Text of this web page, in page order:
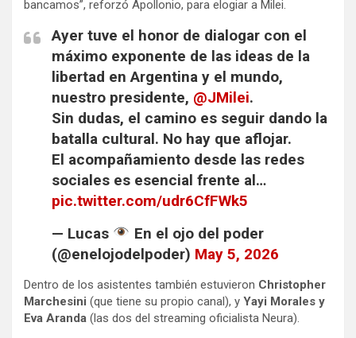
bancamos”, reforzó Apollonio, para elogiar a Milei.
Ayer tuve el honor de dialogar con el
máximo exponente de las ideas de la
libertad en Argentina y el mundo,
nuestro presidente, @JMilei.
Sin dudas, el camino es seguir dando la
batalla cultural. No hay que aflojar.
El acompañamiento desde las redes
sociales es esencial frente al…
pic.twitter.com/udr6CfFWk5
— Lucas
En el ojo del poder
(@enelojodelpoder) May 5, 2026
Dentro de los asistentes también estuvieron Christopher
Marchesini (que tiene su propio canal), y Yayi Morales y
Eva Aranda (las dos del streaming oficialista Neura).